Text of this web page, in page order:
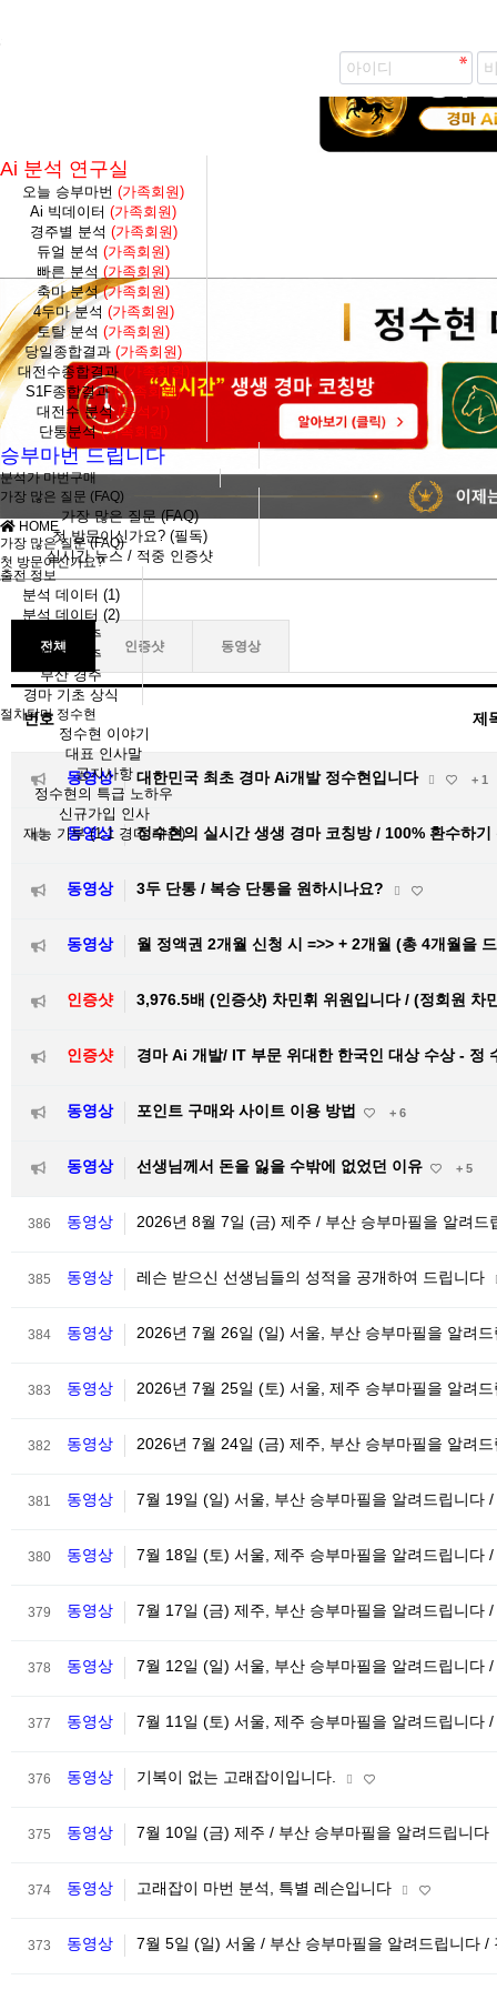
Ai 분석 연구실
오늘 승부마번(가족회원)
Ai 빅데이터(가족회원)
경주별 분석 (가족회원)
듀얼 분석(가족회원)
빠른 분석(가족회원)
축마 분석(가족회원)
4두마 분석 (가족회원)
토탈 분석(가족회원)
당일종합결과(가족회원)
대전수종합결과 (가족회원)
S1F종합결과(가족회원)
대전수 분석(분석가)
단통분석(가족회원)
승부마번 드립니다
분석가 마번구매
가장 많은 질문 (FAQ)
가장 많은 질문 (FAQ)
첫 방문이신가요? (필독)
실시간 뉴스 / 적중 인증샷
출전 정보
분석 데이터 (1)
분석 데이터 (2)
서울 경주
제주 경주
부산 경주
경마 기초 상식
절차탁마 정수현
정수현 이야기
대표 인사말
공지사항
정수현의 특급 노하우
신규가입 인사
재능 기부 (1:1 경마 레슨)
HOME
가장 많은 질문 (FAQ)
첫 방문이신가요?
전체 인증샷 동영상
번호 제
동영상 대한민국 최초 경마 Ai개발 정수현입니다 + 1
동영상 정수현의 실시간 생생 경마 코칭방 / 100% 환수하
동영상 3두 단통 / 복승 단통을 원하시나요?
동영상 월 정액권 2개월 신청 시 =>> + 2개월 (총 4개월을
인증샷 3,976.5배 (인증샷) 차민휘 위원입니다 / (정회원 차
인증샷 경마 Ai 개발/ IT 부문 위대한 한국인 대상 수상 - 정
동영상 포인트 구매와 사이트 이용 방법 + 6
동영상 선생님께서 돈을 잃을 수밖에 없었던 이유 + 5
386 동영상 2026년 8월 7일 (금) 제주 / 부산 승부마필을 알려드
385 동영상 레슨 받으신 선생님들의 성적을 공개하여 드립니다
384 동영상 2026년 7월 26일 (일) 서울, 부산 승부마필을 알려
383 동영상 2026년 7월 25일 (토) 서울, 제주 승부마필을 알려
382 동영상 2026년 7월 24일 (금) 제주, 부산 승부마필을 알려
381 동영상 7월 19일 (일) 서울, 부산 승부마필을 알려드립니다
380 동영상 7월 18일 (토) 서울, 제주 승부마필을 알려드립니다
379 동영상 7월 17일 (금) 제주, 부산 승부마필을 알려드립니다
378 동영상 7월 12일 (일) 서울, 부산 승부마필을 알려드립니다
377 동영상 7월 11일 (토) 서울, 제주 승부마필을 알려드립니다
376 동영상 기복이 없는 고래잡이입니다.
375 동영상 7월 10일 (금) 제주 / 부산 승부마필을 알려드립니다
374 동영상 고래잡이 마번 분석, 특별 레슨입니다
373 동영상 7월 5일 (일) 서울 / 부산 승부마필을 알려드립니다